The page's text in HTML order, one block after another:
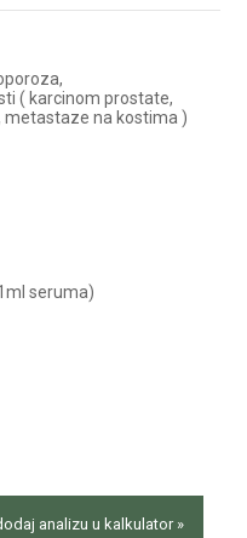
( karcinom prostate,
na kostima )
seruma)
analizu u kalkulator »